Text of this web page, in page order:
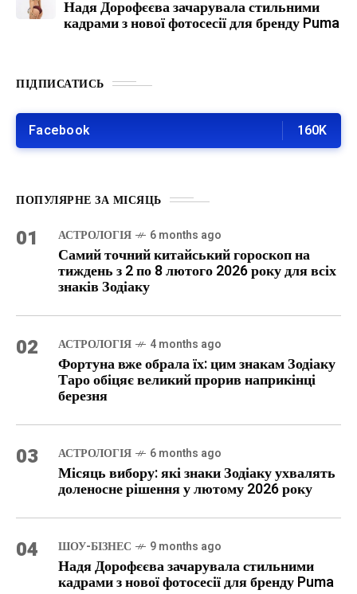
Надя Дорофєєва зачарувала стильними
кадрами з нової фотосесії для бренду Puma
ПІДПИСАТИСЬ
Facebook 160K
ПОПУЛЯРНЕ ЗА МІСЯЦЬ
01 АСТРОЛОГІЯ 6 months ago
Самий точний китайський гороскоп на
тиждень з 2 по 8 лютого 2026 року для всіх
знаків Зодіаку
02 АСТРОЛОГІЯ 4 months ago
Фортуна вже обрала їх: цим знакам Зодіаку
Таро обіцяє великий прорив наприкінці
березня
03 АСТРОЛОГІЯ 6 months ago
Місяць вибору: які знаки Зодіаку ухвалять
доленосне рішення у лютому 2026 року
04 ШОУ-БІЗНЕС 9 months ago
Надя Дорофєєва зачарувала стильними
кадрами з нової фотосесії для бренду Puma